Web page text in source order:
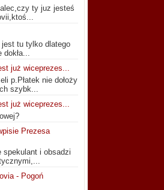
ty juz jesteś
jest tu tylko dlatego
dokła...
już wiceprezes...
p.Płatek nie dołoży
szybk...
już wiceprezes...
Prezesa
spekulant i obsadzi
- Pogoń